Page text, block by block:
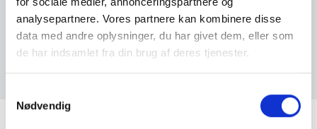
analysepartnere. Vores partnere kan kombinere disse
data med andre oplysninger, du har givet dem, eller som
de har indsamlet fra din brug af deres tjenester.
Nødvendig
Lækker blødt tøjdyr, som Wilma er meget glad
for